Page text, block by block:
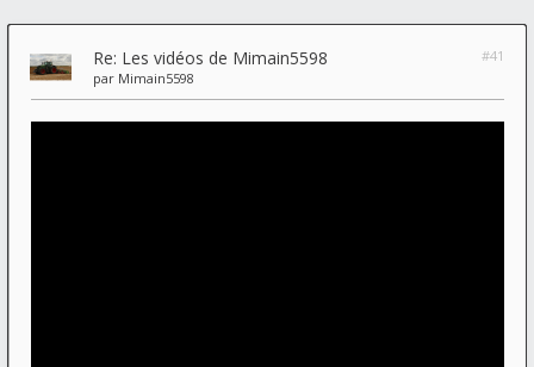
Re: Les vidéos de Mimain5598
#41
par Mimain5598